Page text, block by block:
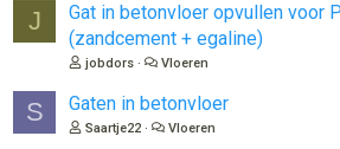
J
Gat in betonvloer opvullen voor
(zandcement + egaline)
jobdors Vloeren
S Gaten in betonvloer
Saartje22 Vloeren